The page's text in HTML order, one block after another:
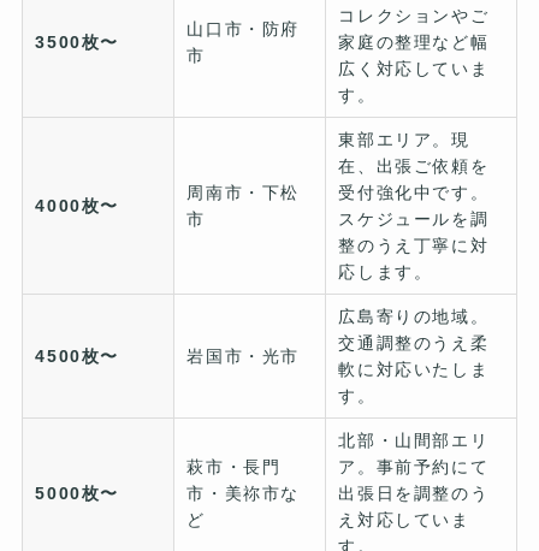
3500枚〜
山口市・防府
市
コレクションやご
家庭の整理など幅
広く対応していま
す。
4000枚〜
周南市・下松
市
東部エリア。現
在、出張ご依頼を
受付強化中です。
スケジュールを調
整のうえ丁寧に対
応します。
4500枚〜 岩国市・光市
広島寄りの地域。
交通調整のうえ柔
軟に対応いたしま
す。
5000枚〜
萩市・長門
市・美祢市な
ど
北部・山間部エリ
ア。事前予約にて
出張日を調整のう
え対応していま
す。